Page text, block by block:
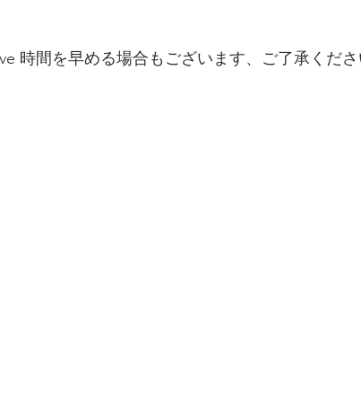
時間を早める場合もございます、ご了承くだ